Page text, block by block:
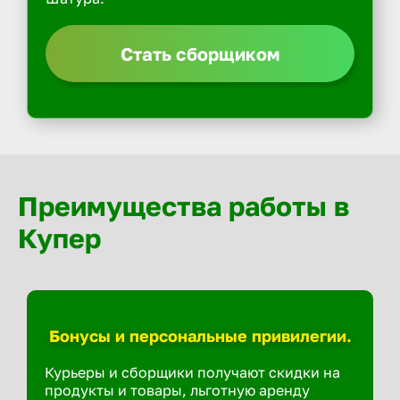
Стать сборщиком
Преимущества работы в
Купер
Бонусы и персональные привилегии.
Курьеры и сборщики получают скидки на
продукты и товары, льготную аренду